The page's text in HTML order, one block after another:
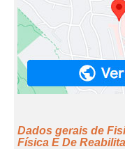
Dados gerais de
Física E De